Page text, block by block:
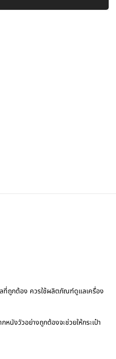
ลที่ถูกต้อง ควรใช้ผลิตภัณฑ์ดูแลเครื่อง
หนังวัวอย่างถูกต้องจะช่วยให้กระเป๋า